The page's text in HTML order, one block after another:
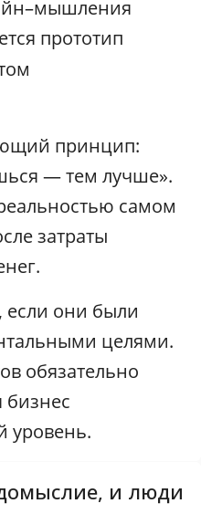
прототип
принцип:
— тем лучше».
самом
затраты
они были
целями.
обязательно
бизнес
уровень.
и люди